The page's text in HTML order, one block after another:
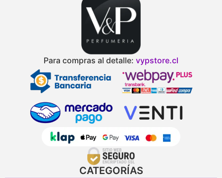
Para compras al detalle: vypstore.cl
CATEGORÍAS